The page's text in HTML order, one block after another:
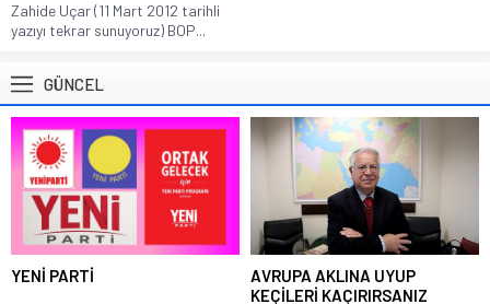
Zahide Uçar (11 Mart 2012 tarihli
yazıyı tekrar sunuyoruz) BOP...
GÜNCEL
YENİ PARTİ
AVRUPA AKLINA UYUP
KEÇİLERİ KAÇIRIRSANIZ